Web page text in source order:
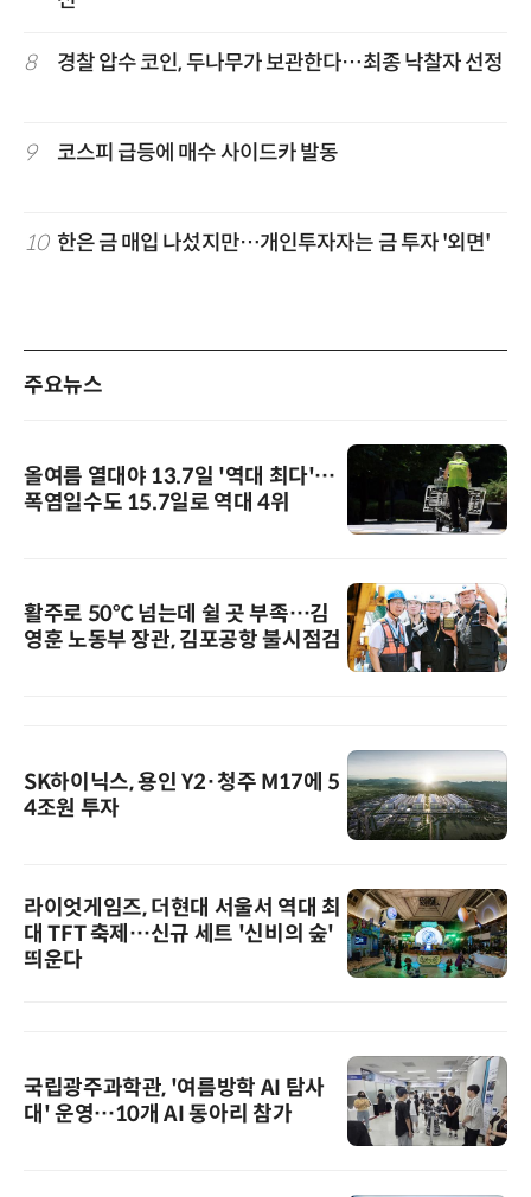
8 경찰 압수 코인, 두나무가 보관한다…최종 낙찰자 선정
9 코스피 급등에 매수 사이드카 발동
10 한은 금 매입 나섰지만…개인투자자는 금 투자 '외면'
주요뉴스
올여름 열대야 13.7일 '역대 최다'…
폭염일수도 15.7일로 역대 4위
활주로 50℃ 넘는데 쉴 곳 부족…김
영훈 노동부 장관, 김포공항 불시점검
SK하이닉스, 용인 Y2·청주 M17에 5
4조원 투자
라이엇게임즈, 더현대 서울서 역대 최
대 TFT 축제…신규 세트 '신비의 숲'
띄운다
국립광주과학관, '여름방학 AI 탐사
대' 운영…10개 AI 동아리 참가